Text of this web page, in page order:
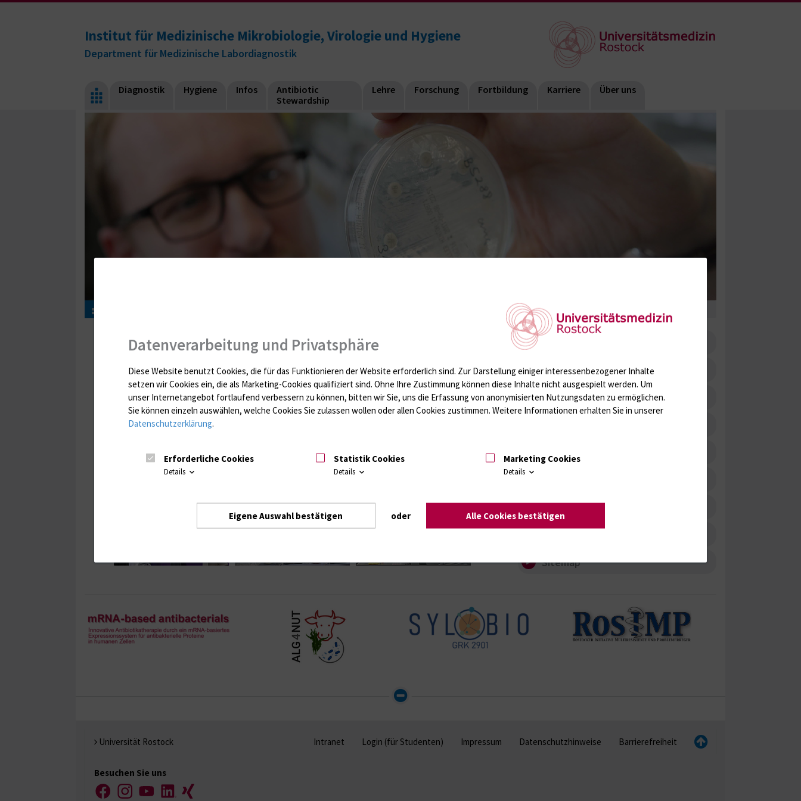
Institut für Medizinische Mikrobiologie, Virologie und Hygiene
Department für Medizinische Labordiagnostik
Diagnostik Hygiene Infos
Antibiotic
Stewardship
Lehre Forschung Fortbildung Karriere Über uns
Formulare
Einsenderhinweise
Hygienemerkblätter
Kontakt
Sitemap
Universität Rostock
Besuchen Sie uns
FacebookInstagramYouTubeLinkedIn
Xing
Intranet Login (für Studenten) Impressum Datenschutzhinweise Barrierefreiheit
Datenverarbeitung und Privatsphäre
Diese Website benutzt Cookies, die für das Funktionieren der Website erforderlich sind. Zur Darstellung einiger interessenbezogener Inhalte
setzen wir Cookies ein, die als Marketing-Cookies qualifiziert sind. Ohne Ihre Zustimmung können diese Inhalte nicht ausgespielt werden. Um
unser Internetangebot fortlaufend verbessern zu können, bitten wir Sie, uns die Erfassung von anonymisierten Nutzungsdaten zu ermöglichen.
Sie können einzeln auswählen, welche Cookies Sie zulassen wollen oder allen Cookies zustimmen. Weitere Informationen erhalten Sie in unserer
Datenschutzerklärung.
Erforderliche Cookies
Details
Statistik Cookies
Details
Marketing Cookies
Details
Eigene Auswahl bestätigen oder Alle Cookies bestätigen